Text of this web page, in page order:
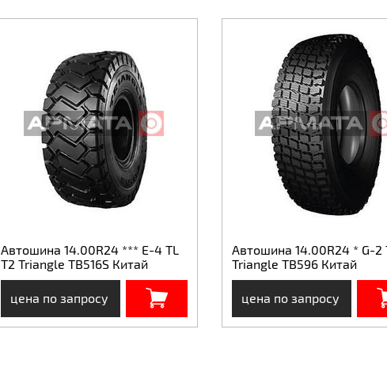
Автошина 14.00R24 *** E-4 TL
T2 Triangle TB516S Китай
цена по запросу
Автошина 14.00R24 * G-2
Triangle TB596 Китай
цена по запросу